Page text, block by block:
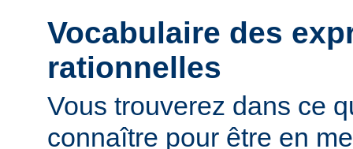
Vocabulaire des
rationnelles
Vous trouverez dans ce
connaître pour être en